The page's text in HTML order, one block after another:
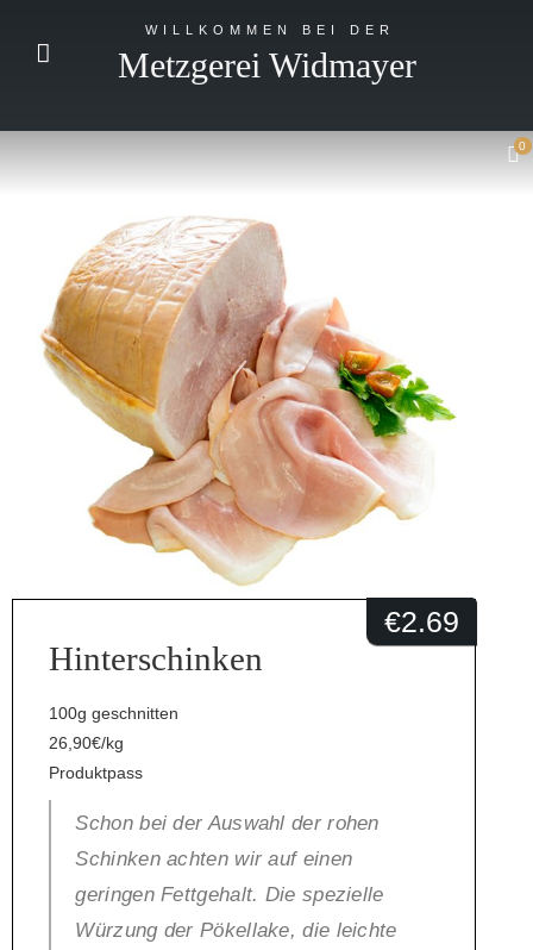
WILLKOMMEN BEI DER
Metzgerei Widmayer
0
Hinterschinken
€2.69
100g geschnitten
26,90€/kg
Produktpass
Schon bei der Auswahl der rohen
Schinken achten wir auf einen
geringen Fettgehalt. Die spezielle
Würzung der Pökellake, die leichte